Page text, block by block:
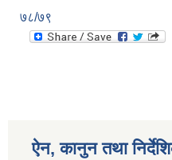
७८/७९
ऐन, कानुन तथा